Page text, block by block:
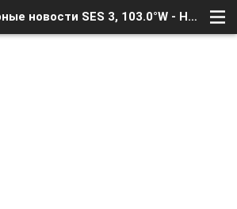
Транспондерные новости SES 3, 103.0°W - Новости телевидения - Транспондерные новости - Форум о Спутниковом Телевидении